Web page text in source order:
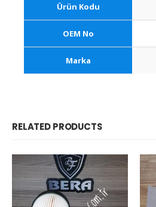
Ürün Kodu
OEM No
Marka
RELATED PRODUCTS